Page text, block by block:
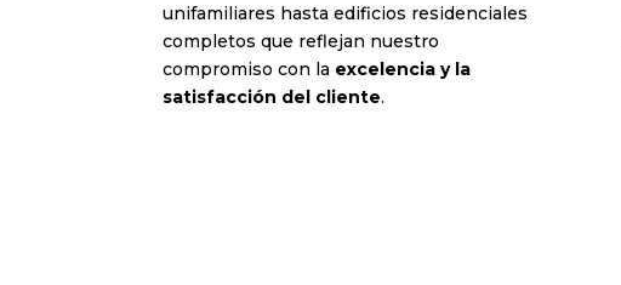
unifamiliares hasta edificios residenciales
completos que reflejan nuestro
compromiso con la excelencia y la
satisfacción del cliente.